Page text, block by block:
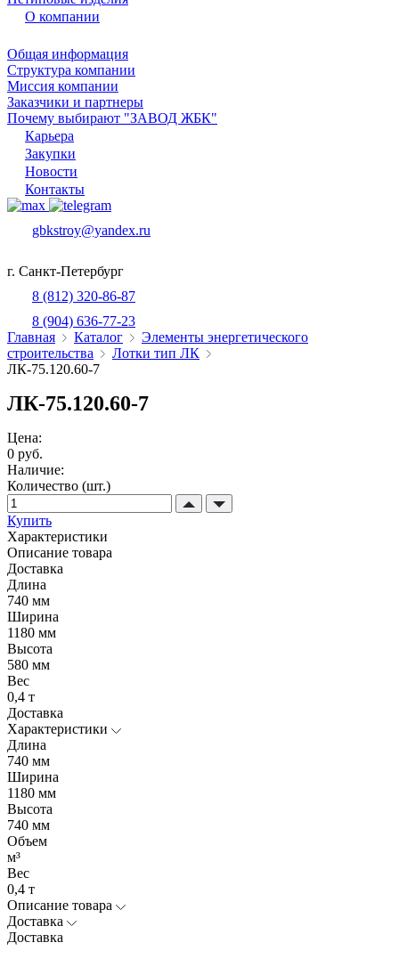
О компании
Общая информация
Структура компании
Миссия компании
Заказчики и партнеры
Почему выбирают "ЗАВОД ЖБК"
Карьера
Закупки
Новости
Контакты
gbkstroy@yandex.ru
г. Санкт-Петербург
8 (812) 320-86-87
8 (904) 636-77-23
Главная
Каталог
Элементы энергетического
строительства
Лотки тип ЛК
ЛК-75.120.60-7
ЛК-75.120.60-7
Цена:
0 руб.
Наличие:
Количество (шт.)
Купить
Характеристики
Описание товара
Доставка
Длина
740 мм
Ширина
1180 мм
Высота
580 мм
Вес
0,4 т
Доставка
Характеристики
Длина
740 мм
Ширина
1180 мм
Высота
740 мм
Объем
м³
Вес
0,4 т
Описание товара
Доставка
Доставка